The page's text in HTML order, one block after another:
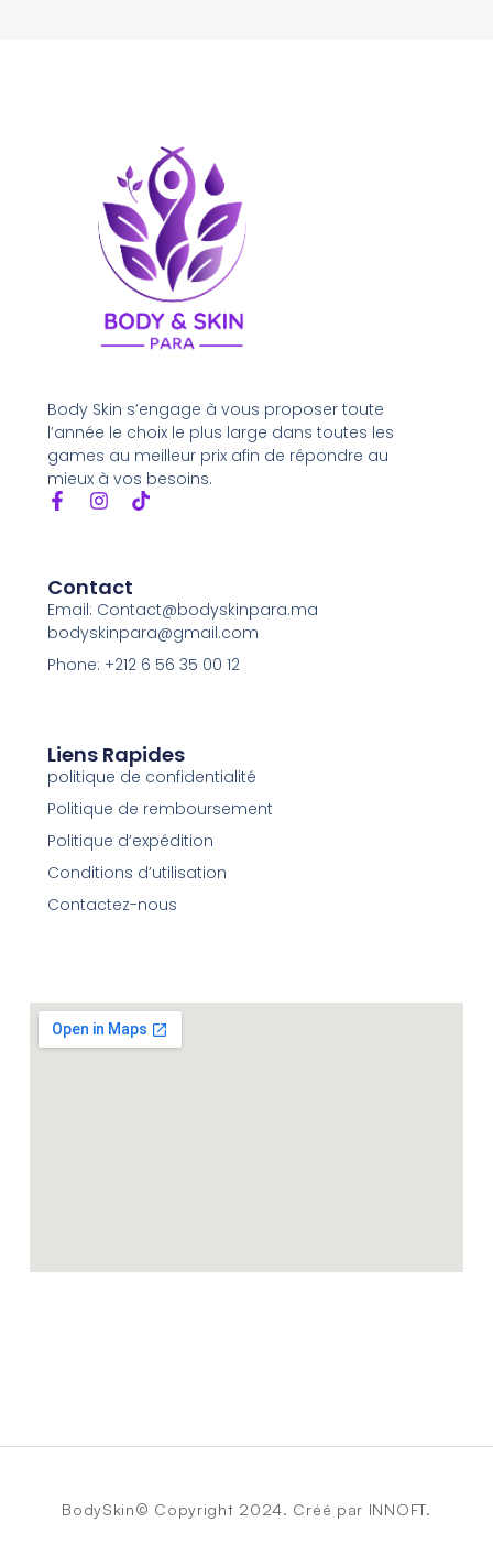
Body Skin s’engage à vous proposer toute
l’année le choix le plus large dans toutes les
games au meilleur prix afin de répondre au
mieux à vos besoins.
Contact
Email: Contact@bodyskinpara.ma
bodyskinpara@gmail.com
Phone: +212 6 56 35 00 12
Liens Rapides
politique de confidentialité
Politique de remboursement
Politique d’expédition
Conditions d’utilisation
Contactez-nous
BodySkin© Copyright 2024. Créé par INNOFT.